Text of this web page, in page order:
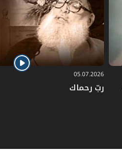
05.07.2026
ربّ رحماك